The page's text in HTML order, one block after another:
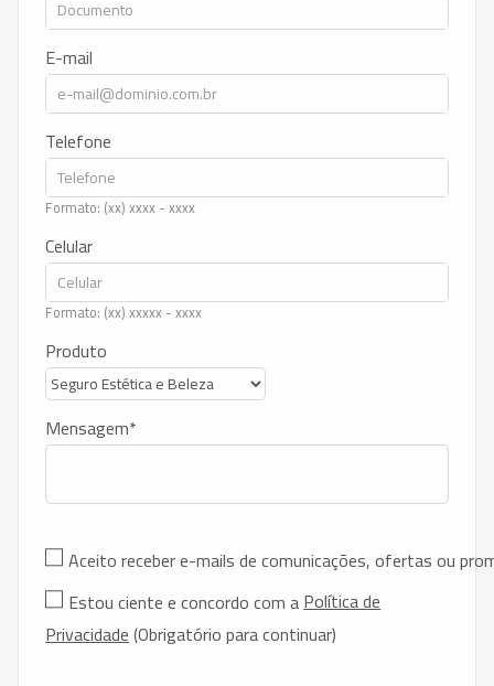
E-mail
Telefone
Formato: (xx) xxxx - xxxx
Celular
Formato: (xx) xxxxx - xxxx
Produto
Mensagem
Aceito receber e-mails de comunicações, ofertas ou
Estou ciente e concordo com aPolítica de
Privacidade(Obrigatório para continuar)